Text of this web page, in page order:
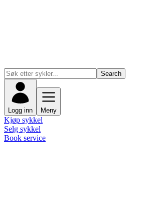
Search
Logg inn Meny
Kjøp sykkel
Selg sykkel
Book service